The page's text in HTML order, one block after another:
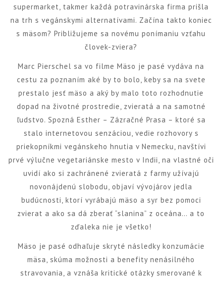
supermarket, takmer každá potravinárska firma prišla
na trh s vegánskymi alternatívami. Začína takto koniec
s mäsom? Približujeme sa novému ponímaniu vzťahu
človek-zviera?
Marc Pierschel sa vo filme Mäso je pasé vydáva na
cestu za poznaním aké by to bolo, keby sa na svete
prestalo jesť mäso a aký by malo toto rozhodnutie
dopad na životné prostredie, zvieratá a na samotné
ľudstvo. Spozná Esther – Zázračné Prasa – ktoré sa
stalo internetovou senzáciou, vedie rozhovory s
priekopníkmi vegánskeho hnutia v Nemecku, navštívi
prvé výlučne vegetariánske mesto v Indii, na vlastné oči
uvidí ako si zachránené zvieratá z farmy užívajú
novonájdenú slobodu, objaví vývojárov jedla
budúcnosti, ktorí vyrábajú mäso a syr bez pomoci
zvierat a ako sa dá zberať “slanina” z oceána… a to
zďaleka nie je všetko!
Mäso je pasé odhaľuje skryté následky konzumácie
mäsa, skúma možnosti a benefity nenásilného
stravovania, a vznáša kritické otázky smerované k